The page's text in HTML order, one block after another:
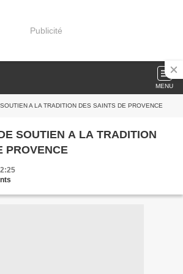
Publicité
MENU
A LA TRADITION DES SAINTS DE PROVENCE
SOUTIEN A LA TRADITION
PROVENCE